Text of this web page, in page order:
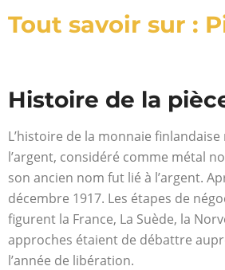
Tout savoir sur :
Histoire de la
L’histoire de la monnaie
l’argent, considéré comme métal
son ancien nom fut lié à l’argent.
décembre 1917. Les étapes de
figurent la France, La Suède, la
approches étaient de débattre
l’année de libération.